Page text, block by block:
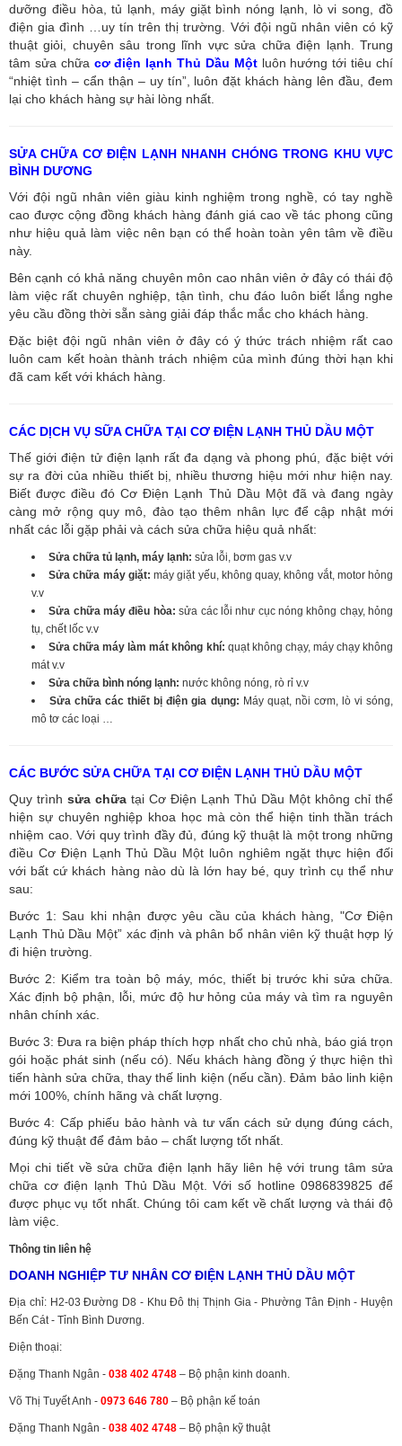
dưỡng điều hòa, tủ lạnh, máy giặt bình nóng lạnh, lò vi song, đồ
điện gia đình …uy tín trên thị trường. Với đội ngũ nhân viên có kỹ
thuật giỏi, chuyên sâu trong lĩnh vực sửa chữa điện lạnh. Trung
tâm sửa chữa cơ điện lạnh Thủ Dầu Mộtluôn hướng tới tiêu chí
“nhiệt tình – cẩn thận – uy tín”, luôn đặt khách hàng lên đầu, đem
lại cho khách hàng sự hài lòng nhất.
SỬA CHỮA CƠ ĐIỆN LẠNH NHANH CHÓNG TRONG KHU VỰC
BÌNH DƯƠNG
Với đội ngũ nhân viên giàu kinh nghiệm trong nghề, có tay nghề
cao được cộng đồng khách hàng đánh giá cao về tác phong cũng
như hiệu quả làm việc nên bạn có thể hoàn toàn yên tâm về điều
này.
Bên cạnh có khả năng chuyên môn cao nhân viên ở đây có thái độ
làm việc rất chuyên nghiệp, tận tình, chu đáo luôn biết lắng nghe
yêu cầu đồng thời sẵn sàng giải đáp thắc mắc cho khách hàng.
Đặc biệt đội ngũ nhân viên ở đây có ý thức trách nhiệm rất cao
luôn cam kết hoàn thành trách nhiệm của mình đúng thời hạn khi
đã cam kết với khách hàng.
CÁC DỊCH VỤ SỮA CHỮA TẠI CƠ ĐIỆN LẠNH THỦ DẦU MỘT
Thế giới điện tử điện lạnh rất đa dạng và phong phú, đặc biệt với
sự ra đời của nhiều thiết bị, nhiều thương hiệu mới như hiện nay.
Biết được điều đó Cơ Điện Lạnh Thủ Dầu Một đã và đang ngày
càng mở rộng quy mô, đào tạo thêm nhân lực để cập nhật mới
nhất các lỗi gặp phải và cách sửa chữa hiệu quả nhất:
Sửa chữa tủ lạnh, máy lạnh: sửa lỗi, bơm gas v.v
Sửa chữa máy giặt:máy giặt yếu, không quay, không vắt, motor hỏng
v.v
Sửa chữa máy điều hòa: sửa các lỗi như cục nóng không chạy, hỏng
tụ, chết lốc v.v
Sửa chữa máy làm mát không khí: quạt không chạy, máy chạy không
mát v.v
Sửa chữa bình nóng lạnh: nước không nóng, rò rỉ v.v
Sửa chữa các thiết bị điện gia dụng: Máy quạt, nồi cơm, lò vi sóng,
mô tơ các loại …
CÁC BƯỚC SỬA CHỮA TẠI CƠ ĐIỆN LẠNH THỦ DẦU MỘT
Quy trình sửa chữa tại Cơ Điện Lạnh Thủ Dầu Một không chỉ thể
hiện sự chuyên nghiệp khoa học mà còn thể hiện tinh thần trách
nhiệm cao. Với quy trình đầy đủ, đúng kỹ thuật là một trong những
điều Cơ Điện Lạnh Thủ Dầu Một luôn nghiêm ngặt thực hiện đối
với bất cứ khách hàng nào dù là lớn hay bé, quy trình cụ thể như
sau:
Bước 1: Sau khi nhận được yêu cầu của khách hàng, "Cơ Điện
Lạnh Thủ Dầu Một” xác định và phân bổ nhân viên kỹ thuật hợp lý
đi hiện trường.
Bước 2: Kiểm tra toàn bộ máy, móc, thiết bị trước khi sửa chữa.
Xác định bộ phận, lỗi, mức độ hư hỏng của máy và tìm ra nguyên
nhân chính xác.
Bước 3: Đưa ra biện pháp thích hợp nhất cho chủ nhà, báo giá trọn
gói hoặc phát sinh (nếu có). Nếu khách hàng đồng ý thực hiện thì
tiến hành sửa chữa, thay thế linh kiện (nếu cần). Đảm bảo linh kiện
mới 100%, chính hãng và chất lượng.
Bước 4: Cấp phiếu bảo hành và tư vấn cách sử dụng đúng cách,
đúng kỹ thuật để đảm bảo – chất lượng tốt nhất.
Mọi chi tiết về sửa chữa điện lạnh hãy liên hệ với trung tâm sửa
chữa cơ điện lạnh Thủ Dầu Một. Với số hotline 0986839825 để
được phục vụ tốt nhất. Chúng tôi cam kết về chất lượng và thái độ
làm việc.
Thông tin liên hệ
DOANH NGHIỆP TƯ NHÂN CƠ ĐIỆN LẠNH THỦ DẦU MỘT
Địa chỉ: H2-03 Đường D8 - Khu Đô thị Thịnh Gia - Phường Tân Định - Huyện
Bến Cát - Tỉnh Bình Dương.
Điện thoại:
Đặng Thanh Ngân - 038 402 4748 – Bộ phận kinh doanh.
Võ Thị Tuyết Anh - 0973 646 780 – Bộ phận kế toán
Đặng Thanh Ngân - 038 402 4748 – Bộ phận kỹ thuật